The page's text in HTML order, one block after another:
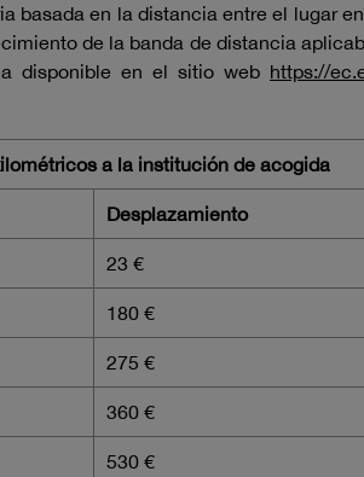
basada en la distancia entre el lugar
de la banda de distancia
disponible en el sitio web https://
a la institución de acogida
Desplazamiento
23 €
180 €
275 €
360 €
530 €